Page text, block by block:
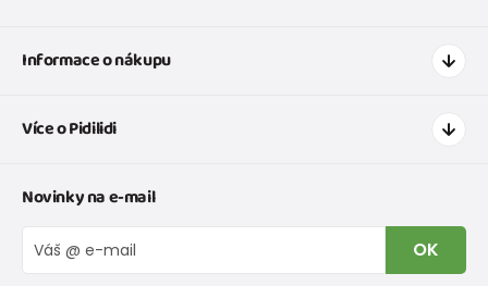
Informace o nákupu
Doprava a platba
Tabulka velikostí obuvi
Vrácení zboží a reklamace
Reklamační řád
Více o Pidilidi
O nás
Blog
Velkoobchod PiDiLiDi
Novinky na e-mail
OK